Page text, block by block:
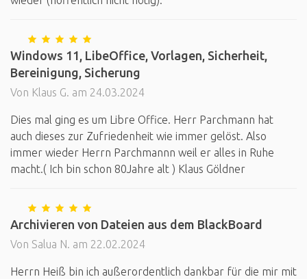
Windows 11, LibeOffice, Vorlagen, Sicherheit,
Bereinigung, Sicherung
Von Klaus G. am 24.03.2024
Dies mal ging es um Libre Office. Herr Parchmann hat
auch dieses zur Zufriedenheit wie immer gelöst. Also
immer wieder Herrn Parchmannn weil er alles in Ruhe
macht.( Ich bin schon 80Jahre alt ) Klaus Göldner
Archivieren von Dateien aus dem BlackBoard
Von Salua N. am 22.02.2024
Herrn Heiß bin ich außerordentlich dankbar für die mir mit